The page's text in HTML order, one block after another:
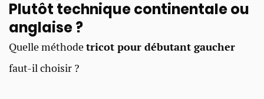
Plutôt technique continentale ou
anglaise ?
Quelle méthodetricot pour débutant gaucher
faut-il choisir ?